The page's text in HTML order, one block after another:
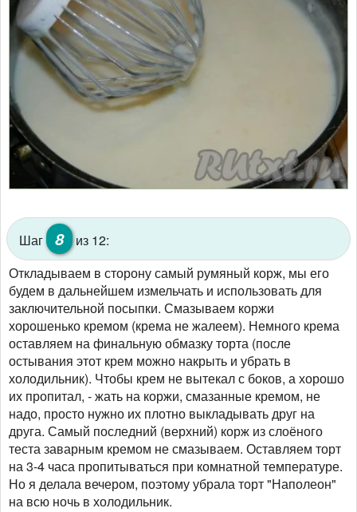
Шаг 8
из 12:
Откладываем в сторону самый румяный корж, мы его
будем в дальнейшем измельчать и использовать для
заключительной посыпки. Смазываем коржи
хорошенько кремом (крема не жалеем). Немного крема
оставляем на финальную обмазку торта (после
остывания этот крем можно накрыть и убрать в
холодильник). Чтобы крем не вытекал с боков, а хорошо
их пропитал, - жать на коржи, смазанные кремом, не
надо, просто нужно их плотно выкладывать друг на
друга. Самый последний (верхний) корж из слоёного
теста заварным кремом не смазываем. Оставляем торт
на 3-4 часа пропитываться при комнатной температуре.
Но я делала вечером, поэтому убрала торт "Наполеон"
на всю ночь в холодильник.